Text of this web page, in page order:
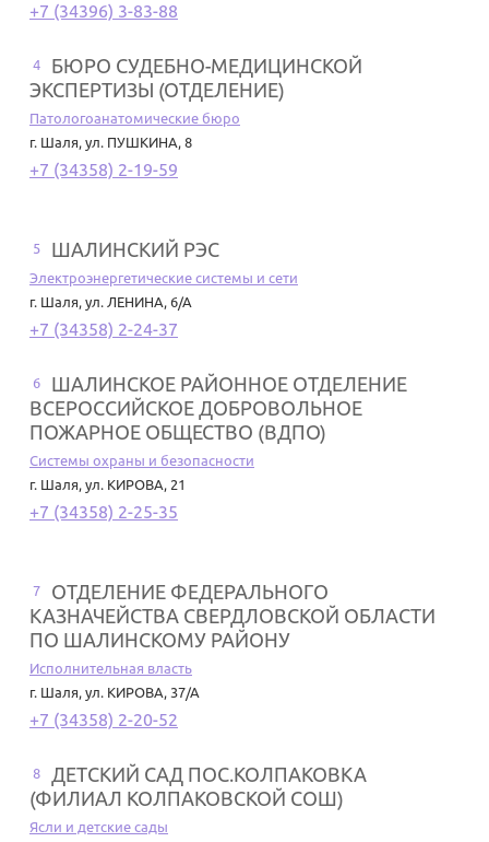
+7 (34396) 3-83-88
4
БЮРО СУДЕБНО-МЕДИЦИНСКОЙ
ЭКСПЕРТИЗЫ (ОТДЕЛЕНИЕ)
Патологоанатомические бюро
г. Шаля, ул. ПУШКИНА, 8
+7 (34358) 2-19-59
5 ШАЛИНСКИЙ РЭС
Электроэнергетические системы и сети
г. Шаля, ул. ЛЕНИНА, 6/А
+7 (34358) 2-24-37
6
ШАЛИНСКОЕ РАЙОННОЕ ОТДЕЛЕНИЕ
ВСЕРОССИЙСКОЕ ДОБРОВОЛЬНОЕ
ПОЖАРНОЕ ОБЩЕСТВО (ВДПО)
Системы охраны и безопасности
г. Шаля, ул. КИРОВА, 21
+7 (34358) 2-25-35
7
ОТДЕЛЕНИЕ ФЕДЕРАЛЬНОГО
КАЗНАЧЕЙСТВА СВЕРДЛОВСКОЙ ОБЛАСТИ
ПО ШАЛИНСКОМУ РАЙОНУ
Исполнительная власть
г. Шаля, ул. КИРОВА, 37/А
+7 (34358) 2-20-52
8
ДЕТСКИЙ САД ПОС.КОЛПАКОВКА
(ФИЛИАЛ КОЛПАКОВСКОЙ СОШ)
Ясли и детские сады